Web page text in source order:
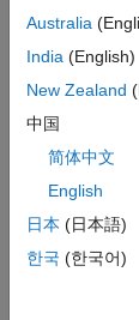
ra
Calibr
ator
focal
length
ximat
ely
Australia
India (English)
New Zealand
中国
简体中文
English
日本 (日本語)
한국 (한국어)